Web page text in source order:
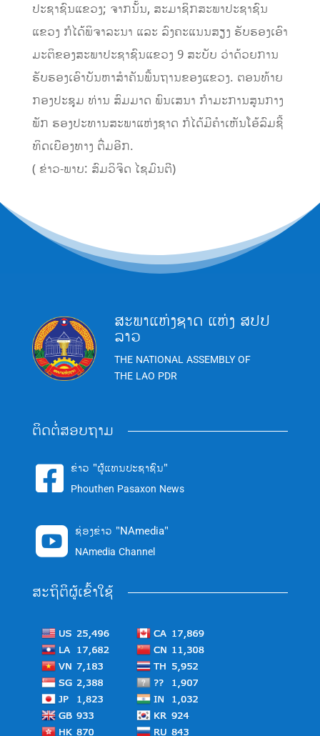
ປະຊາຊົນແຂວງ; ຈາກນັ້ນ,​ ສະມາຊິກສະພາປະຊາຊົນ
ແຂວງ​ ກໍໄດ້ພິຈາລະນາ ແລະ​ ລົງຄະແນນສຽງ ຮັບຮອງເອົາ​
ມະຕິຂອງສະພາປະຊາຊົນແຂວງ 9​ ສະບັບ​ ວ່າດ້ວຍການ
ຮັບຮອງເອົາບັນຫາສໍາຄັນພື້ນຖານຂອງແຂວງ.​ ຕອນທ້າຍ
ກອງປະຊຸມ ທ່ານ ສົມມາດ ພົນເສນາ ກຳມະການສູນກາງ
ພັກ ຮອງປະທານສະພາແຫ່ງຊາດ ກໍໄດ້​ມີຄໍາເຫັນໂອ້ລົມຊີ້
ທິດເຍືອງທາງ​ ຕື່ມອີກ.
( ຂ່າວ-ພາບ: ສົມວິຈິດ ໄຊມົນຕີ)
ສະພາແຫ່ງຊາດ ແຫ່ງ ສປປ
ລາວ
THE NATIONAL ASSEMBLY OF
THE LAO PDR
ຕິດຕໍ່ສອບຖາມ
 ຂ່າວ "ຜູ້ແທນປະຊາຊົນ"
Phouthen Pasaxon News
 ຊ່ອງຂ່າວ "NAmedia"
NAmedia Channel
ສະຖິຕິຜູ້ເຂົ້າໃຊ້